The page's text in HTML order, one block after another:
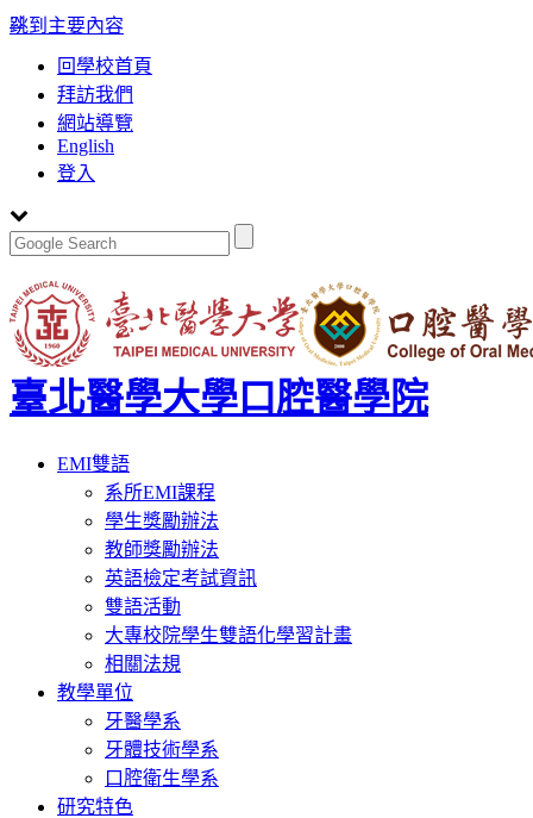
跳到主要內容
:::
回學校首頁
拜訪我們
網站導覽
English
登入
臺北醫學大學口腔醫學院
Toggle
navigation
EMI雙語
系所EMI課程
學生獎勵辦法
教師獎勵辦法
英語檢定考試資訊
雙語活動
大專校院學生雙語化學習計畫
相關法規
教學單位
牙醫學系
牙體技術學系
口腔衛生學系
研究特色